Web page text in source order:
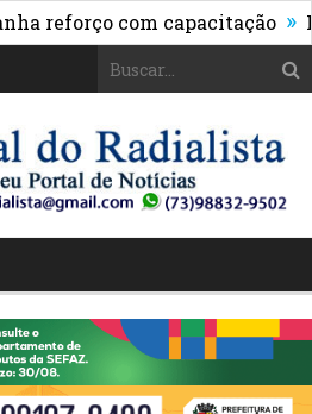
com capacitação » Pix